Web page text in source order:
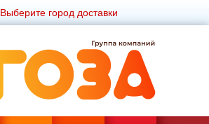
Выберите город доставки